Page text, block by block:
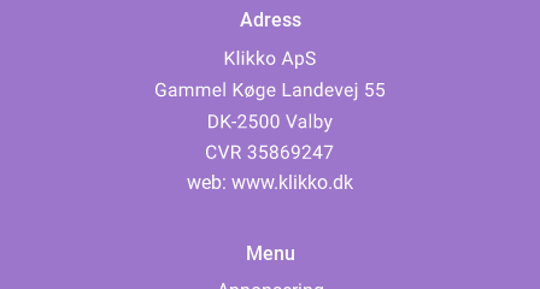
Adress
web: www.klikko.dk
Menu